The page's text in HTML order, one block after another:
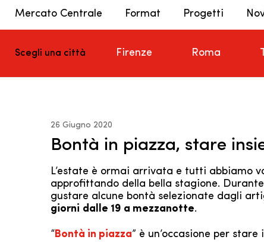
Mercato Centrale Format Progetti
Scegli una città Firenze Roma
26 Giugno 2020
Bontà in piazza, stare
L’estate è ormai arrivata e tutti abbiamo
approfittando della bella stagione.
gustare alcune bontà selezionate dagli
giorni dalle 19 a mezzanotte.
“Bontà in piazza” è un’occasione per